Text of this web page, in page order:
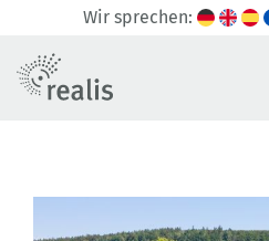
Wir sprechen: